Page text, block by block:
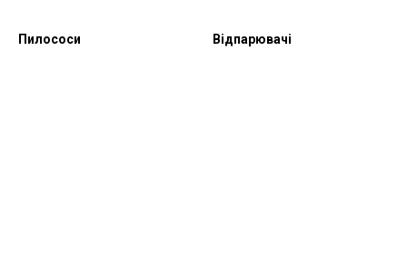
Пилососи Відпарювачі